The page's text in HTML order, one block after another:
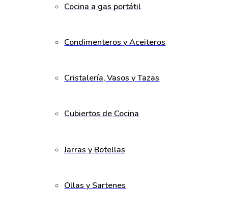
Cocina a gas portátil
Condimenteros y Aceiteros
Cristalería, Vasos y Tazas
Cubiertos de Cocina
Jarras y Botellas
Ollas y Sartenes